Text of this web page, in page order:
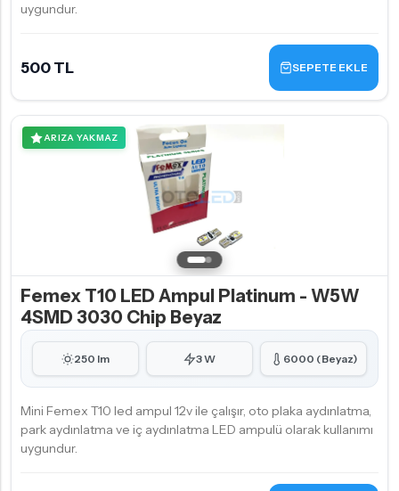
uygundur.
500 TL SEPETE EKLE
ARIZA YAKMAZ
Femex T10 LED Ampul Platinum - W5W
4SMD 3030 Chip Beyaz
250 lm 3 W 6000 (Beyaz)
Mini Femex T10 led ampul 12v ile çalışır, oto plaka aydınlatma,
park aydınlatma ve iç aydınlatma LED ampulü olarak kullanımı
uygundur.